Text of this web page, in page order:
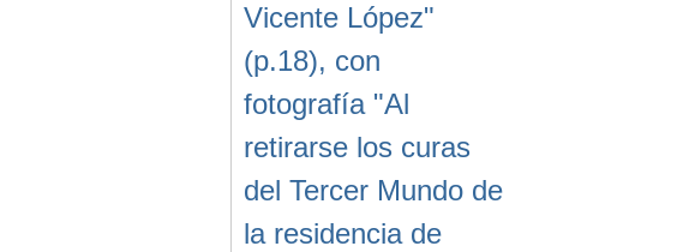
Vicente López"
(p.18), con
fotografía "Al
retirarse los curas
del Tercer Mundo de
la residencia de